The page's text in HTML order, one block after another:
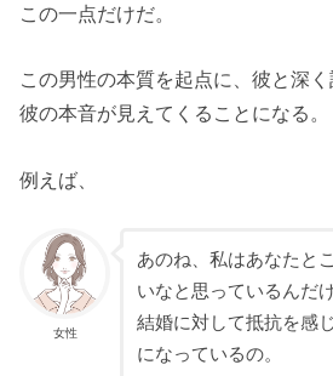
この一点だけだ。
この男性の本質を起点に、彼と深く
彼の本音が見えてくることになる。
例えば、
女性
あのね、私はあなたと
いなと思っているんだけ
結婚に対して抵抗を感
になっているの。